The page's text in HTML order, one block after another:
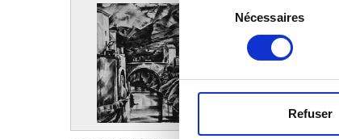
Collecter des
digitales).
du
consentement
Nécessaires
Refuser